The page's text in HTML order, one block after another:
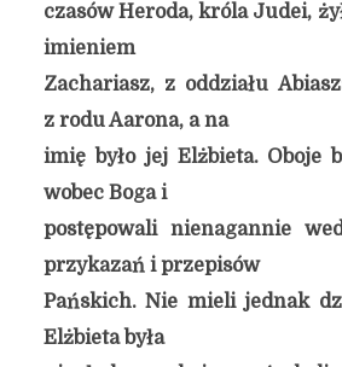
czasów Heroda, króla Judei,
imieniem
Zachariasz, z oddziału
z rodu Aarona, a na
imię było jej Elżbieta. Oboje
wobec Boga i
postępowali nienagannie
przykazań i przepisów
Pańskich. Nie mieli jednak
Elżbieta była